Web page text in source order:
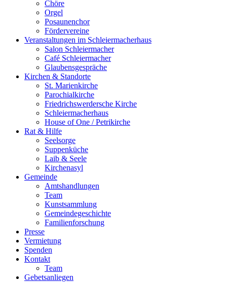
Chöre
Orgel
Posaunenchor
Fördervereine
Veranstaltungen im Schleiermacherhaus
Salon Schleiermacher
Café Schleiermacher
Glaubensgespräche
Kirchen & Standorte
St. Marienkirche
Parochialkirche
Friedrichswerdersche Kirche
Schleiermacherhaus
House of One / Petrikirche
Rat & Hilfe
Seelsorge
Suppenküche
Laib & Seele
Kirchenasyl
Gemeinde
Amtshandlungen
Team
Kunstsammlung
Gemeindegeschichte
Familienforschung
Presse
Vermietung
Spenden
Kontakt
Team
Gebetsanliegen